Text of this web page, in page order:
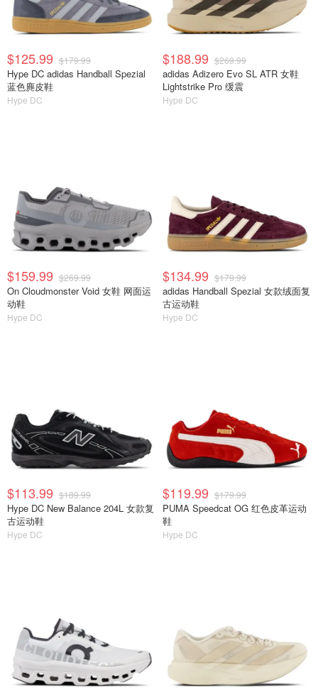
$125.99 $179.99
Hype DC adidas Handball Spezial
蓝色麂皮鞋
Hype DC
$188.99 $269.99
adidas Adizero Evo SL ATR 女鞋
Lightstrike Pro 缓震
Hype DC
$159.99 $269.99
On Cloudmonster Void 女鞋 网面运
动鞋
Hype DC
$134.99 $179.99
adidas Handball Spezial 女款绒面复
古运动鞋
Hype DC
$113.99 $189.99
Hype DC New Balance 204L 女款复
古运动鞋
Hype DC
$119.99 $179.99
PUMA Speedcat OG 红色皮革运动
鞋
Hype DC